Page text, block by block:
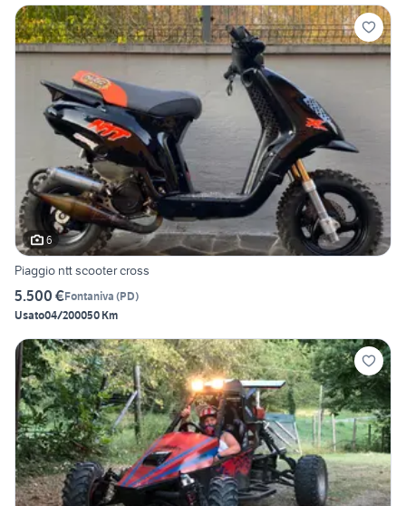
6
Piaggio ntt scooter cross
5.500 €Fontaniva (PD)
Usato04/200050 Km